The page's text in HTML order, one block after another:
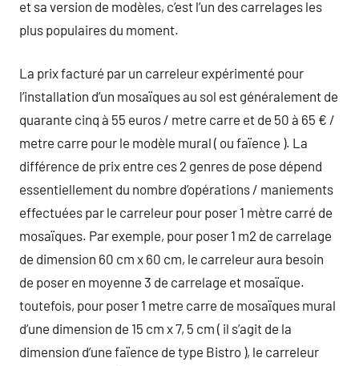
et sa version de modèles, c’est l’un des carrelages les
plus populaires du moment.
La prix facturé par un carreleur expérimenté pour
l’installation d’un mosaïques au sol est généralement de
quarante cinq à 55 euros / metre carre et de 50 à 65 € /
metre carre pour le modèle mural ( ou faïence ). La
différence de prix entre ces 2 genres de pose dépend
essentiellement du nombre d’opérations / maniements
effectuées par le carreleur pour poser 1 mètre carré de
mosaïques. Par exemple, pour poser 1 m2 de carrelage
de dimension 60 cm x 60 cm, le carreleur aura besoin
de poser en moyenne 3 de carrelage et mosaïque.
toutefois, pour poser 1 metre carre de mosaïques mural
d’une dimension de 15 cm x 7, 5 cm ( il s’agit de la
dimension d’une faïence de type Bistro ), le carreleur